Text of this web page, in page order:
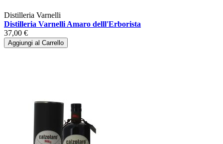
Distilleria Varnelli
Distilleria Varnelli Amaro delll'Erborista
37,00 €
Aggiungi al Carrello